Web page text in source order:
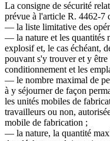
La consigne de sécurité
prévue à l'article R. 4462-7
― la liste limitative des
― la nature et les quantités
explosif et, le cas échéant,
pouvant s'y trouver et y
conditionnement et les
― le nombre maximal de
à y séjourner de façon
les unités mobiles de
travailleurs ou non,
mobile de fabrication ;
― la nature, la quantité